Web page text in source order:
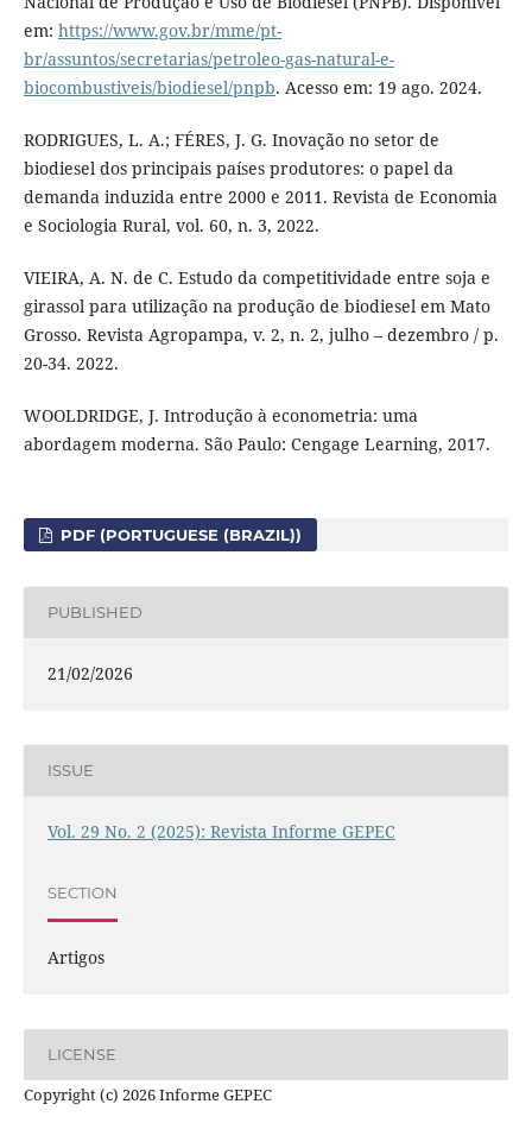
em: https://www.gov.br/mme/pt-
br/assuntos/secretarias/petroleo-gas-natural-e-
biocombustiveis/biodiesel/pnpb. Acesso em: 19 ago. 2024.
RODRIGUES, L. A.; FÉRES, J. G. Inovação no setor de
biodiesel dos principais países produtores: o papel da
demanda induzida entre 2000 e 2011. Revista de Economia
e Sociologia Rural, vol. 60, n. 3, 2022.
VIEIRA, A. N. de C. Estudo da competitividade entre soja e
girassol para utilização na produção de biodiesel em Mato
Grosso. Revista Agropampa, v. 2, n. 2, julho – dezembro / p.
20-34. 2022.
WOOLDRIDGE, J. Introdução à econometria: uma
abordagem moderna. São Paulo: Cengage Learning, 2017.
PDF (PORTUGUESE (BRAZIL))
PUBLISHED
21/02/2026
ISSUE
Vol. 29 No. 2 (2025): Revista Informe GEPEC
SECTION
Artigos
LICENSE
Copyright (c) 2026 Informe GEPEC